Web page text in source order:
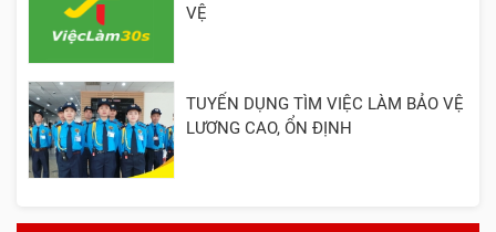
VỆ
TUYỂN DỤNG TÌM VIỆC LÀM BẢO VỆ
LƯƠNG CAO, ỔN ĐỊNH